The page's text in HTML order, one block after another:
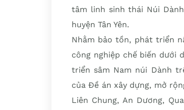
tâm linh sinh thái Núi
huyện Tân Yên.
Nhằm bảo tồn, phát triển
công nghiệp chế biến dưới
triển sâm Nam núi Dành
của Đề án xây dựng, mở
Liên Chung, An Dương,